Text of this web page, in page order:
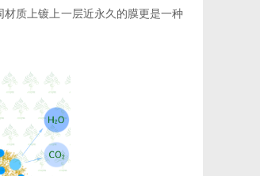
质上镀上一层近永久的膜更是一种